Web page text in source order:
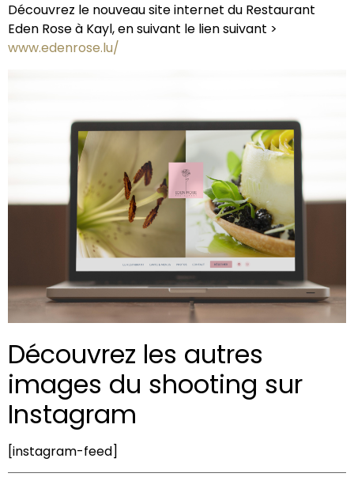
Découvrez le nouveau site internet du Restaurant
Eden Rose à Kayl, en suivant le lien suivant >
www.edenrose.lu/
Découvrez les autres
images du shooting sur
Instagram
[instagram-feed]